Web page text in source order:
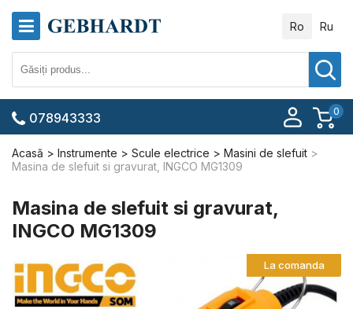
Ro Ru
0
078943333
Acasă Instrumente Scule electrice
Masini de slefuit
Masina de slefuit si gravurat, INGCO MG1309
Masina de slefuit si gravurat,
INGCO MG1309
La comanda